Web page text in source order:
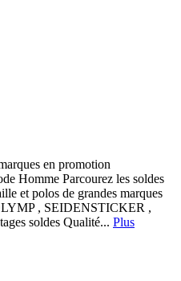
en promotion
Homme Parcourez les soldes
et polos de grandes marques
, SEIDENSTICKER ,
soldes Qualité... Plus